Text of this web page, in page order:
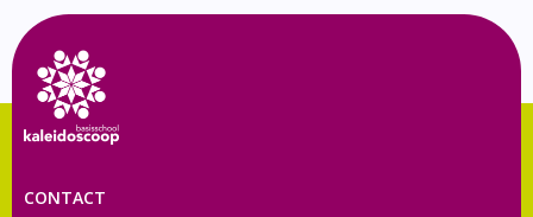
CONTACT